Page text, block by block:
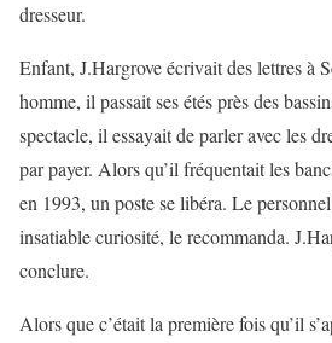
dresseur.
Enfant, J.Hargrove écrivait des lettres à
homme, il passait ses étés près des
spectacle, il essayait de parler avec les
par payer. Alors qu’il fréquentait les
en 1993, un poste se libéra. Le
insatiable curiosité, le recommanda.
conclure.
Alors que c’était la première fois qu’il